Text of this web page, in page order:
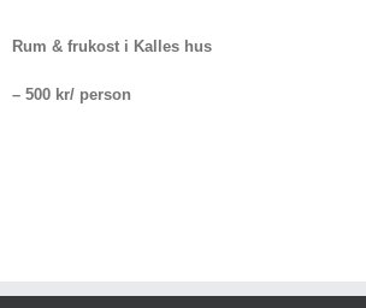
Rum & frukost i Kalles hus
– 500 kr/ person